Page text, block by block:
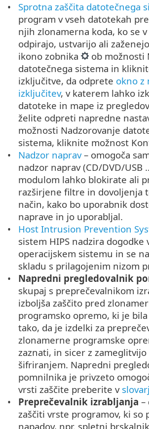
Sprotna zaščita datotečnega
program v vseh datotekah
njih zlonamerna koda, ko se
odpirajo, ustvarijo ali
ikono zobnika
ob možnosti
datotečnega sistema in
izključitve, da odprete okno z
izključitev, v katerem lahko
datoteke in mape iz
želite odpreti napredne
možnosti Nadzorovanje
sistema, kliknite možnost
Nadzor naprav– omogoča
nadzor naprav (CD/DVD/USB
modulom lahko blokirate ali
razširjene filtre in dovoljenja
način, kako bo uporabnik
naprave in jo uporabljal.
Host Intrusion Prevention
sistem HIPS nadzira dogodke
operacijskem sistemu in se
skladu s prilagojenim nizom
Napredni pregledovalnik
skupaj s preprečevalnikom
izboljša zaščito pred
programsko opremo, ki je bila
tako, da je izdelki za
zlonamerne programske
zaznati, in sicer z zameglitvijo
šifriranjem. Napredni
pomnilnika je privzeto
vrsti zaščite preberite v
Preprečevalnik izrabljanja –
zaščiti vrste programov, ki so
napadov, npr. spletni